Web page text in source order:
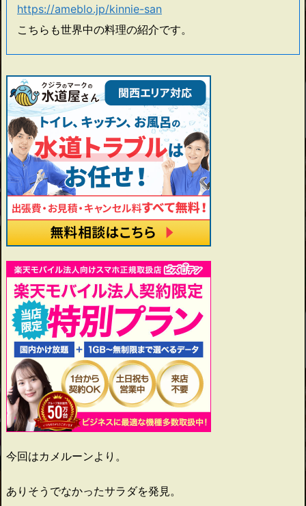
https://ameblo.jp/kinnie-san
こちらも世界中の料理の紹介です。
今回はカメルーンより。
ありそうでなかったサラダを発見。